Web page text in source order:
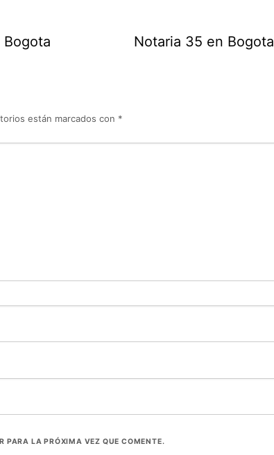
Notaria 35 en Bogota
están marcados con *
PARA LA PRÓXIMA VEZ QUE COMENTE.